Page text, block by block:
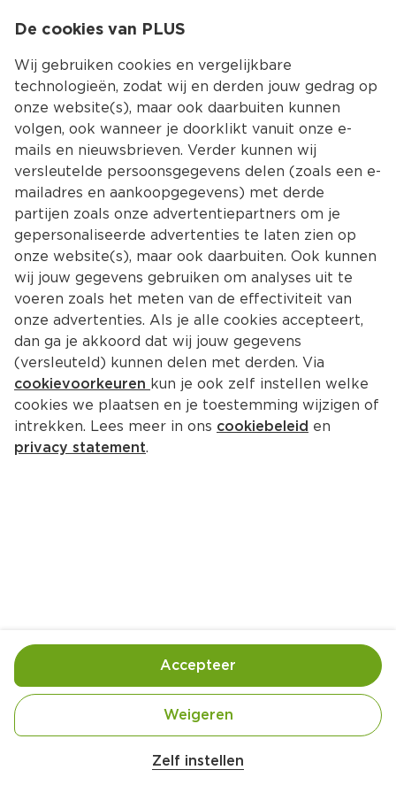
Kies jouw
Terug Producten
Wagner Pizzeria Style Prosciutto
e Funghi
Handige informatie over dit product
Vriesvers
De cookies van PLUS
Wij gebruiken cookies en vergelijkbare
technologieën, zodat wij en derden jouw gedrag op
onze website(s), maar ook daarbuiten kunnen
volgen, ook wanneer je doorklikt vanuit onze e-
mails en nieuwsbrieven. Verder kunnen wij
versleutelde persoonsgegevens delen (zoals een e-
mailadres en aankoopgegevens) met derde
partijen zoals onze advertentiepartners om je
gepersonaliseerde advertenties te laten zien op
onze website(s), maar ook daarbuiten. Ook kunnen
wij jouw gegevens gebruiken om analyses uit te
voeren zoals het meten van de effectiviteit van
onze advertenties. Als je alle cookies accepteert,
dan ga je akkoord dat wij jouw gegevens
(versleuteld) kunnen delen met derden. Via
cookievoorkeuren kun je ook zelf instellen welke
cookies we plaatsen en je toestemming wijzigen of
intrekken. Lees meer in ons cookiebeleid en
privacy statement.
Zelf instellen
Weigeren
Accepteer